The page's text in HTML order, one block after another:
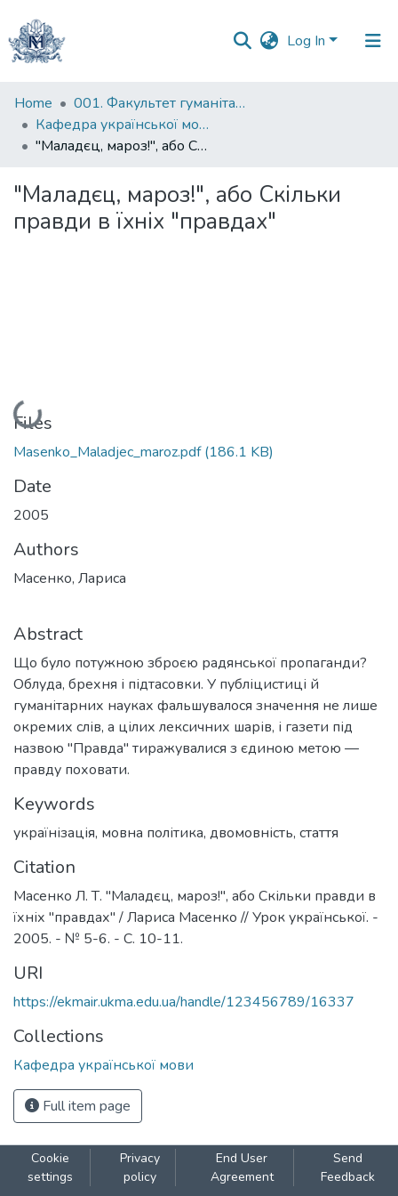
Log In
Communities
&
Collections
Statistics
Home
001. Факультет гуманітарних наук
Кафедра української мови
"Маладєц, мароз!", або Скільки правди в їхніх "правдах"
"Маладєц, мароз!", або Скільки
правди в їхніх "правдах"
Loading...
Files
Masenko_Maladjec_maroz.pdf(186.1 KB)
Date
2005
Authors
Масенко, Лариса
Abstract
Що було потужною зброєю радянської пропаганди?
Облуда, брехня і підтасовки. У публіцистиці й
гуманітарних науках фальшувалося значення не лише
окремих слів, а цілих лексичних шарів, і газети під
назвою "Правда" тиражувалися з єдиною метою —
правду поховати.
Keywords
українізація, мовна політика, двомовність, стаття
Citation
Масенко Л. Т. "Маладєц, мароз!", або Скільки правди в
їхніх "правдах" / Лариса Масенко // Урок української. -
2005. - № 5-6. - С. 10-11.
URI
https://ekmair.ukma.edu.ua/handle/123456789/16337
Collections
Кафедра української мови
Full item page
Cookie
settings
Privacy
policy
End User
Agreement
Send
Feedback